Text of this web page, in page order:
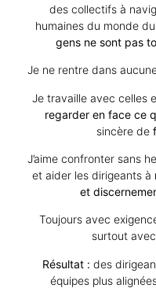
des collectifs à
humaines du monde
gens ne sont pas
Je ne rentre dans
Je travaille avec celles
regarder en face ce
sincère de
J’aime confronter sans
et aider les dirigeants à
et
Toujours avec
surtout
Résultat : des
équipes plus